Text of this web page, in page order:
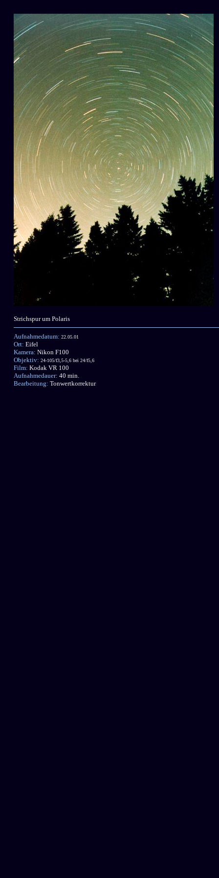
Strichspur um Polaris
Aufnahmedatum: 22.05.01
Ort: Eifel
Kamera: Nikon F100
Objektiv: 24-105/f3,5-5,6 bei 24/f5,6
Film: Kodak VR 100
Aufnahmedauer: 40 min.
Bearbeitung: Tonwertkorrektur